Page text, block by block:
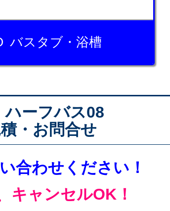
バスタブ・浴槽
ーフバス08
・お問合せ
合わせください！
キャンセルOK！